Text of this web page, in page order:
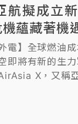
航擬成立
蘊藏著機
電】全球燃油
即將有新的生
X，又稱
透露，正準備
因高油價動盪之